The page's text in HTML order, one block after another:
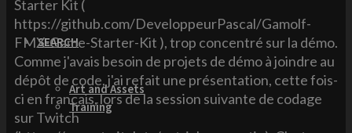
SEARCH
Art and Assets
Training
Starter Kit (
https://github.com/DeveloppeurPascal/Gamolf-
FMX-Game-Starter-Kit ), trop concentré sur la démo.
Comme j'avais besoin de projets de démo à joindre au
dépôt de code, j'ai refait une présentation, cette fois-
ci en français, lors de la session suivante de codage
sur Twitch